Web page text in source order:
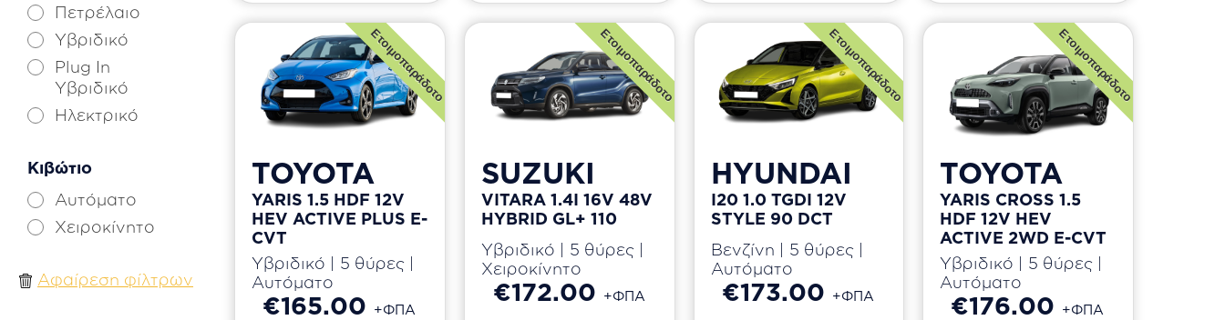
KIA
Land Rover
Leapmotor
Lexus
Lynk & Co
Mercedes
MG
Mini
Nissan
Πετρέλαιο
Υβριδικό
Plug In
Υβριδικό
Ηλεκτρικό
Κιβώτιο
Αυτόματο
Χειροκίνητο
Αφαίρεση φίλτρων
Ετοιμοπαράδοτο
TOYOTA
YARIS 1.5 HDF 12V
HEV ACTIVE PLUS E-
CVT
Υβριδικό | 5 θύρες |
Αυτόματο
€165.00 +ΦΠΑ
Ετοιμοπαράδοτο
SUZUKI
VITARA 1.4I 16V 48V
HYBRID GL+ 110
Υβριδικό | 5 θύρες |
Χειροκίνητο
€172.00 +ΦΠΑ
Ετοιμοπαράδοτο
HYUNDAI
I20 1.0 TGDI 12V
STYLE 90 DCT
Βενζίνη | 5 θύρες |
Αυτόματο
€173.00 +ΦΠΑ
Ετοιμοπαράδοτο
TOYOTA
YARIS CROSS 1.5
HDF 12V HEV
ACTIVE 2WD E-CVT
Υβριδικό | 5 θύρες |
Αυτόματο
€176.00 +ΦΠΑ